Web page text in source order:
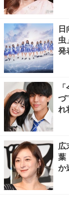
日
虫
発
づ
れ
広
葉
か